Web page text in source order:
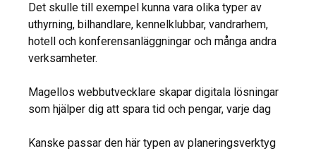
Det skulle till exempel kunna vara olika typer av
uthyrning, bilhandlare, kennelklubbar, vandrarhem,
hotell och konferensanläggningar och många andra
verksamheter.
Magellos webbutvecklare skapar digitala lösningar
som hjälper dig att spara tid och pengar, varje dag
Kanske passar den här typen av planeringsverktyg